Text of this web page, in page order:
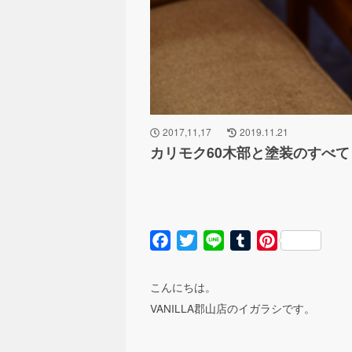
2017,11,17 2019.11.21
カリモク60木部と塗装のすべて
Facebook
Twitter Line TumblrPinterest
こんにちは。
VANILLA郡山店のイガラシです。